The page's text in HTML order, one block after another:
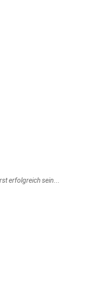
erfolgreich sein...